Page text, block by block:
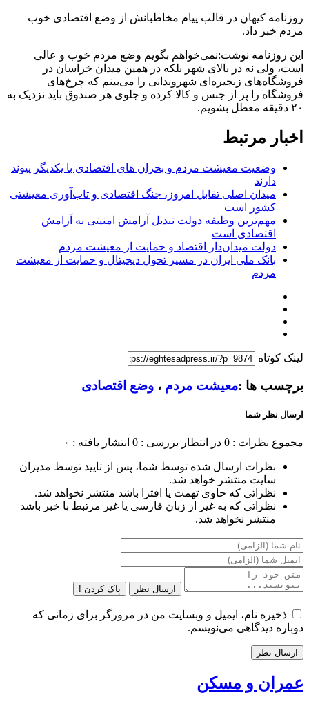
روزنامه کیهان در قالب پیام مخاطبانش از وضع اقتصادی خوب
مردم خبر داد.
این روزنامه نوشت:نمی‌خواهم بگویم وضع مردم خوب و عالی
است، ولی نه در بالای شهر بلکه در همین میدان خراسان در
فروشگاه‌های زنجیره‌ای شهروندانی را می‌بینم که چرخ‌های
فروشگاه را پر از جنس و کالا کرده و جلوی هر صندوق باید نزدیک به
۲۰ دقیقه معطل بشویم.
اخبار مرتبط
وضعیت معیشت مردم و بحران های اقتصادی با یکدیگر پیوند
دارند
میدان اصلی تقابل امروز، جنگ اقتصادی و تاب‌آوری معیشتی
کشور است
مهم‌ترین وظیفه دولت تبدیل آرامش امنیتی به آرامش
اقتصادی است
دولت میدان‌دار اقتصاد و حمایت از معیشت مردم
بانک ملی ایران در مسیر تحول دیجیتال و حمایت از معیشت
مردم
لینک کوتاه
برچسب ها :معیشت مردم ، وضع اقتصادی
ارسال نظر شما
مجموع نظرات : 0 در انتظار بررسی : 0 انتشار یافته : ۰
نظرات ارسال شده توسط شما، پس از تایید توسط مدیران
سایت منتشر خواهد شد.
نظراتی که حاوی تهمت یا افترا باشد منتشر نخواهد شد.
نظراتی که به غیر از زبان فارسی یا غیر مرتبط با خبر باشد
منتشر نخواهد شد.
ارسال نظر پاک کردن !
ذخیره نام، ایمیل و وبسایت من در مرورگر برای زمانی که
دوباره دیدگاهی می‌نویسم.
عمران و مسکن